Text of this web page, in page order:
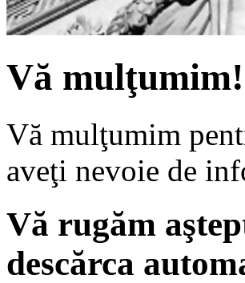
Vă mulţumim!
Vă mulţumim
aveţi nevoie de
Vă rugăm
descărca